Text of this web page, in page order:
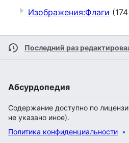
Изображения:Флаги
Последний раз
Абсурдопедия
Содержание доступно по
не указано иное).
Политика конфиденциальности